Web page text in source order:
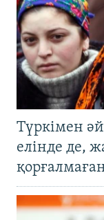
Түркімен
елінде де,